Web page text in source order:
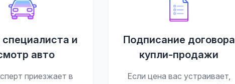
и
авто
приезжает в
Подписание договора
купли-продажи
Если цена вас устраивает,